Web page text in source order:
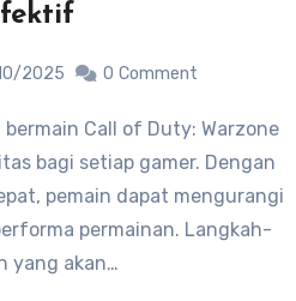
2025 0 Comment
bagi setiap gamer. Dengan
pemain dapat mengurangi
permainan. Langkah-
yang akan…